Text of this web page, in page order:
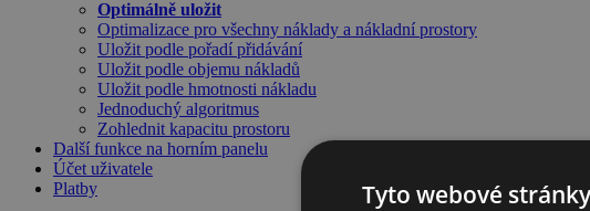
Optimálně uložit
Optimalizace pro všechny náklady a nákladní prostory
Uložit podle pořadí přidávání
Uložit podle objemu nákladů
Uložit podle hmotnosti nákladu
Jednoduchý algoritmus
Zohlednit kapacitu prostoru
Další funkce na horním panelu
Účet uživatele
Platby
Tyto webové